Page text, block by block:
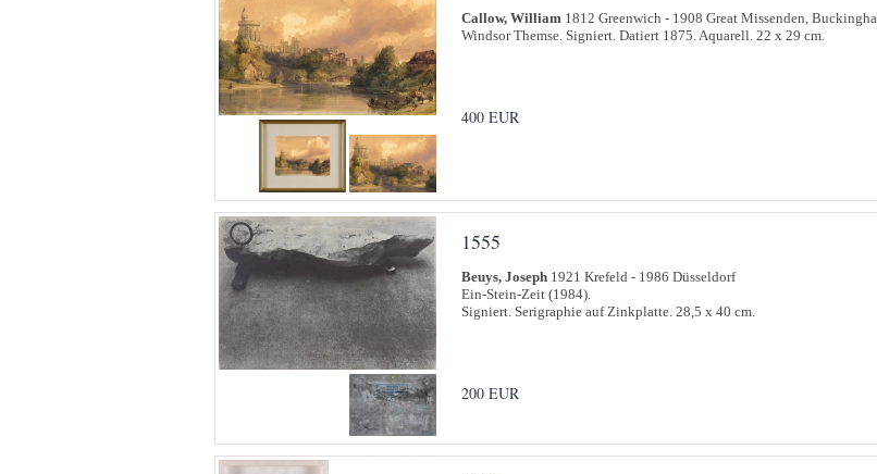
Callow, William 1812 Greenwich - 1908 Great Missenden,
Windsor Themse. Signiert. Datiert 1875. Aquarell. 22 x 29 cm.
400 EUR
1555
Beuys, Joseph 1921 Krefeld - 1986 Düsseldorf
Ein-Stein-Zeit (1984).
Signiert. Serigraphie auf Zinkplatte. 28,5 x 40 cm.
200 EUR